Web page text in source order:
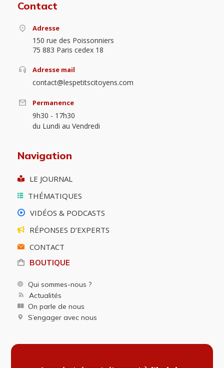
Contact
Adresse
150 rue des Poissonniers
75 883 Paris cedex 18
Adresse mail
contact@lespetitscitoyens.com
Permanence
9h30 - 17h30
du Lundi au Vendredi
Navigation
LE JOURNAL
THÉMATIQUES
VIDÉOS & PODCASTS
RÉPONSES D’EXPERTS
CONTACT
BOUTIQUE
Qui sommes-nous ?
Actualités
On parle de nous
S’engager avec nous